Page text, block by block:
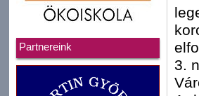
Partnereink
3.